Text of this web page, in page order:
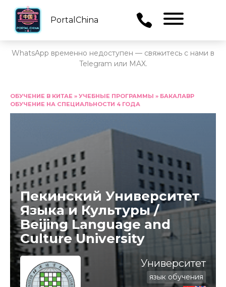
PortalChina
WhatsApp временно недоступен — свяжитесь с нами в
Telegram или MAX.
содержанию
ОБУЧЕНИЕ В КИТАЕ » УЧЕБНЫЕ ПРОГРАММЫ » БАКАЛАВР
ОБУЧЕНИЕ НА СПЕЦИАЛЬНОСТИ 4 ГОДА
Пекинский Университет
Языка и Культуры /
Beijing Language and
Culture University
Университет
язык обучения